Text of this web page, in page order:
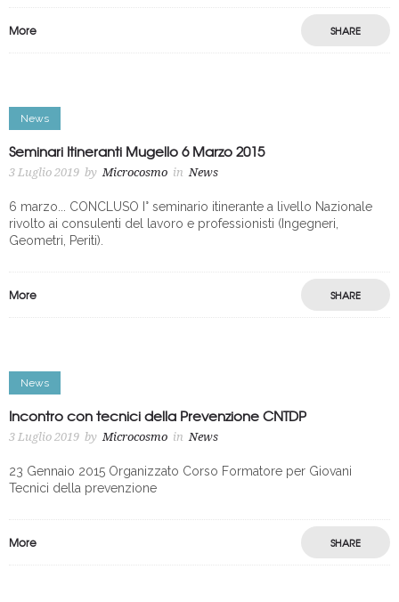
More SHARE
News
Seminari Itineranti Mugello 6 Marzo 2015
3 Luglio 2019 by Microcosmo in News
6 marzo... CONCLUSO I° seminario itinerante a livello Nazionale
rivolto ai consulenti del lavoro e professionisti (Ingegneri,
Geometri, Periti).
More SHARE
News
Incontro con tecnici della Prevenzione CNTDP
3 Luglio 2019 by Microcosmo in News
23 Gennaio 2015 Organizzato Corso Formatore per Giovani
Tecnici della prevenzione
More SHARE